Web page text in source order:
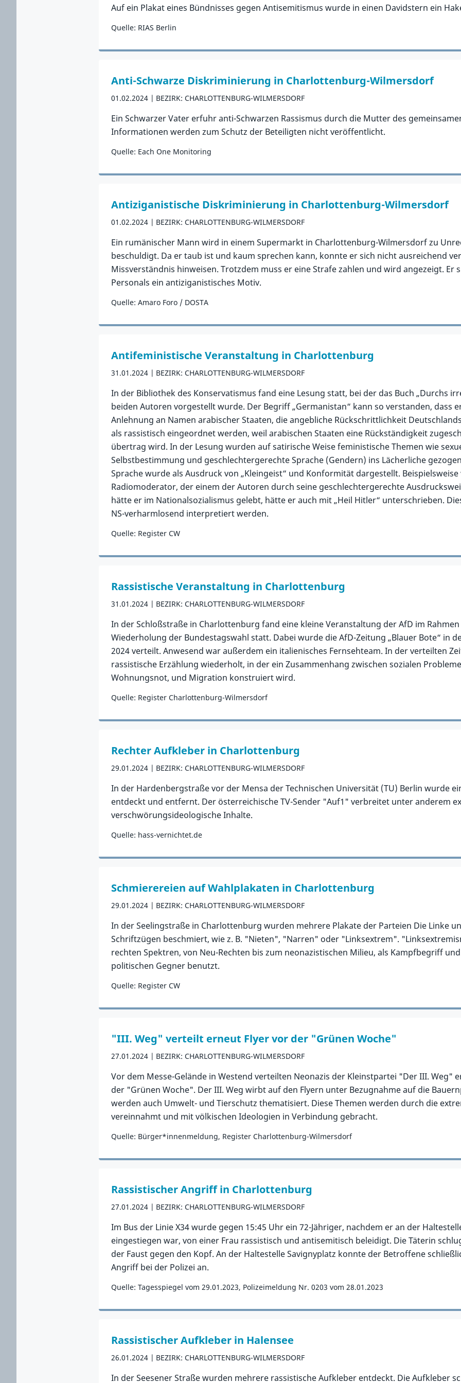
Auf ein Plakat eines Bündnisses gegen Antisemitismus wurde in einen Davidstern ein
Quelle: RIAS Berlin
Zum Vorfall
Anti-Schwarze Diskriminierung in Charlottenburg-Wilmersdorf
01.02.2024 BEZIRK: CHARLOTTENBURG-WILMERSDORF
Ein Schwarzer Vater erfuhr anti-Schwarzen Rassismus durch die Mutter des
Informationen werden zum Schutz der Beteiligten nicht veröffentlicht.
Quelle: Each One Monitoring
Zum Vorfall
Antiziganistische Diskriminierung in Charlottenburg-Wilmersdorf
01.02.2024 BEZIRK: CHARLOTTENBURG-WILMERSDORF
Ein rumänischer Mann wird in einem Supermarkt in Charlottenburg-Wilmersdorf zu
beschuldigt. Da er taub ist und kaum sprechen kann, konnte er sich nicht ausreichend
Missverständnis hinweisen. Trotzdem muss er eine Strafe zahlen und wird angezeigt. Er
Personals ein antiziganistisches Motiv.
Quelle: Amaro Foro / DOSTA
Zum Vorfall
Antifeministische Veranstaltung in Charlottenburg
31.01.2024 BEZIRK: CHARLOTTENBURG-WILMERSDORF
In der Bibliothek des Konservatismus fand eine Lesung statt, bei der das Buch „Durchs
beiden Autoren vorgestellt wurde. Der Begriff „Germanistan“ kann so verstanden, dass
Anlehnung an Namen arabischer Staaten, die angebliche Rückschrittlichkeit
als rassistisch eingeordnet werden, weil arabischen Staaten eine Rückständigkeit
übertrag wird. In der Lesung wurden auf satirische Weise feministische Themen wie
Selbstbestimmung und geschlechtergerechte Sprache (Gendern) ins Lächerliche
Sprache wurde als Ausdruck von „Kleingeist“ und Konformität dargestellt.
Radiomoderator, der einem der Autoren durch seine geschlechtergerechte
hätte er im Nationalsozialismus gelebt, hätte er auch mit „Heil Hitler“ unterschrieben.
NS-verharmlosend interpretiert werden.
Quelle: Register CW
Zum Vorfall
Rassistische Veranstaltung in Charlottenburg
31.01.2024 BEZIRK: CHARLOTTENBURG-WILMERSDORF
In der Schloßstraße in Charlottenburg fand eine kleine Veranstaltung der AfD im
Wiederholung der Bundestagswahl statt. Dabei wurde die AfD-Zeitung „Blauer Bote“ in
2024 verteilt. Anwesend war außerdem ein italienisches Fernsehteam. In der verteilten
rassistische Erzählung wiederholt, in der ein Zusammenhang zwischen sozialen
Wohnungsnot, und Migration konstruiert wird.
Quelle: Register Charlottenburg-Wilmersdorf
Zum Vorfall
Rechter Aufkleber in Charlottenburg
29.01.2024 BEZIRK: CHARLOTTENBURG-WILMERSDORF
In der Hardenbergstraße vor der Mensa der Technischen Universität (TU) Berlin wurde
entdeckt und entfernt. Der österreichische TV-Sender "Auf1" verbreitet unter anderem
verschwörungsideologische Inhalte.
Quelle: hass-vernichtet.de
Zum Vorfall
Schmierereien auf Wahlplakaten in Charlottenburg
29.01.2024 BEZIRK: CHARLOTTENBURG-WILMERSDORF
In der Seelingstraße in Charlottenburg wurden mehrere Plakate der Parteien Die Linke
Schriftzügen beschmiert, wie z. B. "Nieten", "Narren" oder "Linksextrem".
rechten Spektren, von Neu-Rechten bis zum neonazistischen Milieu, als Kampfbegriff
politischen Gegner benutzt.
Quelle: Register CW
Zum Vorfall
"III. Weg" verteilt erneut Flyer vor der "Grünen Woche"
27.01.2024 BEZIRK: CHARLOTTENBURG-WILMERSDORF
Vor dem Messe-Gelände in Westend verteilten Neonazis der Kleinstpartei "Der III. Weg"
der "Grünen Woche". Der III. Weg wirbt auf den Flyern unter Bezugnahme auf die
werden auch Umwelt- und Tierschutz thematisiert. Diese Themen werden durch die
vereinnahmt und mit völkischen Ideologien in Verbindung gebracht.
Quelle: Bürger*innenmeldung, Register Charlottenburg-Wilmersdorf
Zum Vorfall
Rassistischer Angriff in Charlottenburg
27.01.2024 BEZIRK: CHARLOTTENBURG-WILMERSDORF
Im Bus der Linie X34 wurde gegen 15:45 Uhr ein 72-Jähriger, nachdem er an der
eingestiegen war, von einer Frau rassistisch und antisemitisch beleidigt. Die Täterin
der Faust gegen den Kopf. An der Haltestelle Savignyplatz konnte der Betroffene
Angriff bei der Polizei an.
Quelle: Tagesspiegel vom 29.01.2023, Polizeimeldung Nr. 0203 vom 28.01.2023
Zum Vorfall
Rassistischer Aufkleber in Halensee
26.01.2024 BEZIRK: CHARLOTTENBURG-WILMERSDORF
In der Seesener Straße wurden mehrere rassistische Aufkleber entdeckt. Die Aufkleber